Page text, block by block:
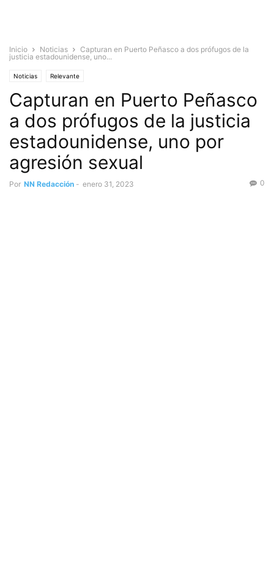
Inicio Noticias
Capturan en Puerto Peñasco a dos prófugos de la
justicia estadounidense, uno...
Noticias Relevante
Capturan en Puerto Peñasco
a dos prófugos de la justicia
estadounidense, uno por
agresión sexual
Por NN Redacción - enero 31, 2023 0